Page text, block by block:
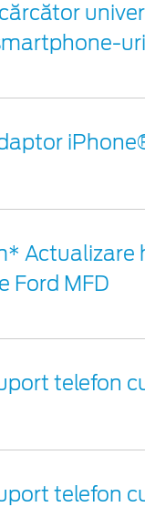
Actualizare
Ford MFD
telefon
telefon